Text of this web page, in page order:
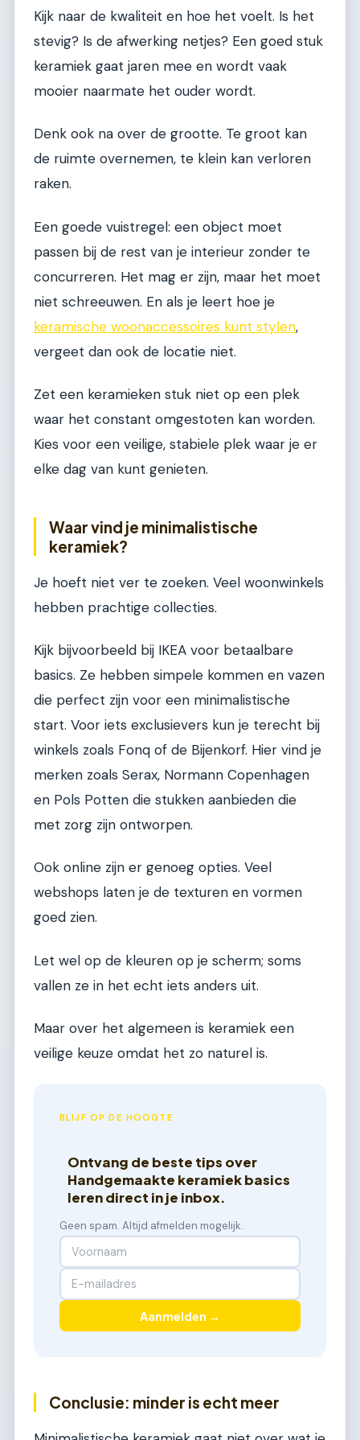
Kijk naar de kwaliteit en hoe het voelt. Is het
stevig? Is de afwerking netjes? Een goed stuk
keramiek gaat jaren mee en wordt vaak
mooier naarmate het ouder wordt.
Denk ook na over de grootte. Te groot kan
de ruimte overnemen, te klein kan verloren
raken.
Een goede vuistregel: een object moet
passen bij de rest van je interieur zonder te
concurreren. Het mag er zijn, maar het moet
niet schreeuwen. En als je leert hoe je
keramische woonaccessoires kunt stylen,
vergeet dan ook de locatie niet.
Zet een keramieken stuk niet op een plek
waar het constant omgestoten kan worden.
Kies voor een veilige, stabiele plek waar je er
elke dag van kunt genieten.
Waar vind je minimalistische
keramiek?
Je hoeft niet ver te zoeken. Veel woonwinkels
hebben prachtige collecties.
Kijk bijvoorbeeld bij IKEA voor betaalbare
basics. Ze hebben simpele kommen en vazen
die perfect zijn voor een minimalistische
start. Voor iets exclusievers kun je terecht bij
winkels zoals Fonq of de Bijenkorf. Hier vind je
merken zoals Serax, Normann Copenhagen
en Pols Potten die stukken aanbieden die
met zorg zijn ontworpen.
Ook online zijn er genoeg opties. Veel
webshops laten je de texturen en vormen
goed zien.
Let wel op de kleuren op je scherm; soms
vallen ze in het echt iets anders uit.
Maar over het algemeen is keramiek een
veilige keuze omdat het zo naturel is.
BLIJF OP DE HOOGTE
Ontvang de beste tips over
Handgemaakte keramiek basics
leren direct in je inbox.
Geen spam. Altijd afmelden mogelijk.
Aanmelden →
Conclusie: minder is echt meer